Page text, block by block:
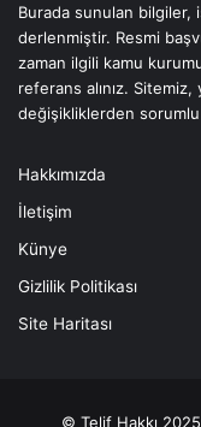
Burada sunulan bilgiler,
derlenmiştir. Resmi
zaman ilgili kamu
referans alınız.
değişikliklerden
Hakkımızda
İletişim
Künye
Gizlilik Politikası
Site Haritası
© Telif Hakkı 2025